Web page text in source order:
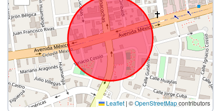
Leaflet | ©OpenStreetMapcontributors